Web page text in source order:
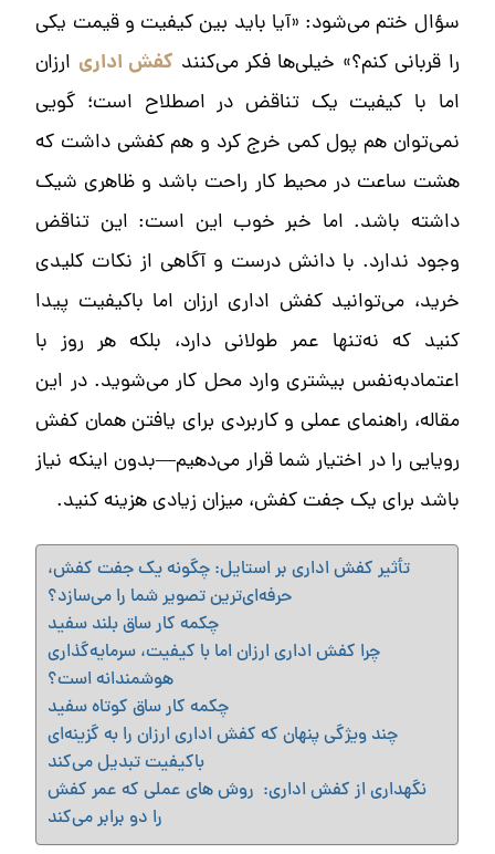
سؤال ختم می‌شود: «آیا باید بین کیفیت و قیمت یکی
را قربانی کنم؟» خیلی‌ها فکر می‌کنند کفش اداری ارزان
اما با کیفیت یک تناقض در اصطلاح است؛ گویی
نمی‌توان هم پول کمی خرج کرد و هم کفشی داشت که
هشت ساعت در محیط کار راحت باشد و ظاهری شیک
داشته باشد. اما خبر خوب این است: این تناقض
وجود ندارد. با دانش درست و آگاهی از نکات کلیدی
خرید، می‌توانید کفش اداری ارزان اما باکیفیت پیدا
کنید که نه‌تنها عمر طولانی دارد، بلکه هر روز با
اعتمادبه‌نفس بیشتری وارد محل کار می‌شوید. در این
مقاله، راهنمای عملی و کاربردی برای یافتن همان کفش
رویایی را در اختیار شما قرار می‌دهیم—بدون اینکه نیاز
باشد برای یک جفت کفش، میزان زیادی هزینه کنید.
تأثیر کفش اداری بر استایل: چگونه یک جفت کفش،
حرفه‌ای‌ترین تصویر شما را می‌سازد؟
چکمه کار ساق بلند سفید
چرا کفش اداری ارزان اما با کیفیت، سرمایه‌گذاری
هوشمندانه است؟
چکمه کار ساق کوتاه سفید
چند ویژگی پنهان که کفش اداری ارزان را به گزینه‌ای
باکیفیت تبدیل می‌کند
نگهداری از کفش اداری: روش های عملی که عمر کفش
را دو برابر می‌کند